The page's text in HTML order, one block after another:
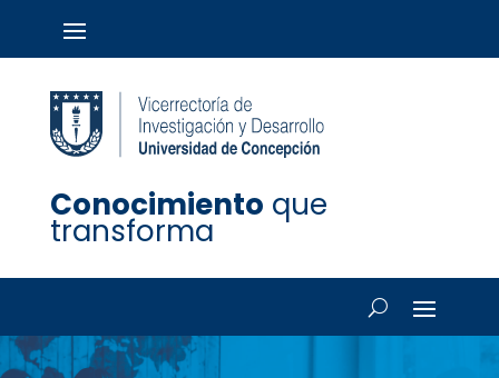
Conocimiento que
transforma